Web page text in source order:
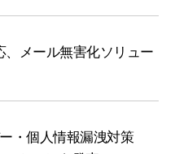
、メール無害化ソリュー
・個人情報漏洩対策